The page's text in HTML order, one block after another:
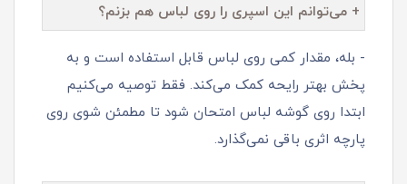
+ می‌توانم این اسپری را روی لباس هم بزنم؟
- بله، مقدار کمی روی لباس قابل استفاده است و به
پخش بهتر رایحه کمک می‌کند. فقط توصیه می‌کنیم
ابتدا روی گوشه لباس امتحان شود تا مطمئن شوی روی
پارچه اثری باقی نمی‌گذارد.